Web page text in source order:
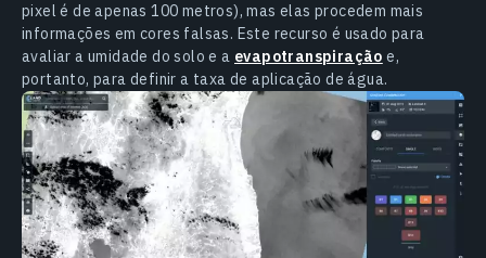
pixel é de apenas 100 metros), mas elas procedem mais
informações em cores falsas. Este recurso é usado para
avaliar a umidade do solo e a evapotranspiração e,
portanto, para definir a taxa de aplicação de água.